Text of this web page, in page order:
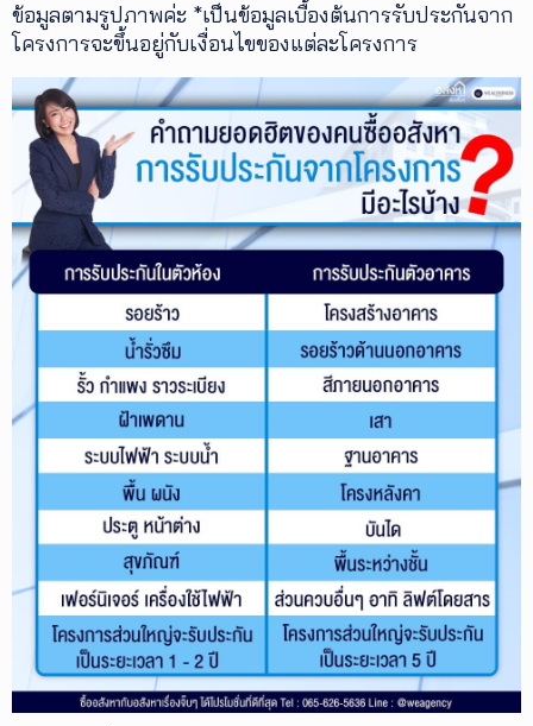
Podcast
เพิ่ม
เติม
ติดต่อ
เรา
เงื่อนไข
การ
ให้
บริการ
โหลด
ข้อมูลตามรูปภาพค่ะ *เป็นข้อมูลเบื้องต้นการรับประกันจาก
โครงการจะขึ้นอยู่กับเงื่อนไขของแต่ละโครงการ